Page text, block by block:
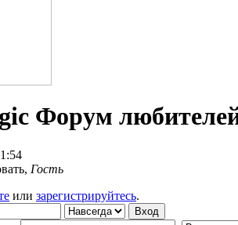
Форум
Гость
или зарегистрируйтесь.